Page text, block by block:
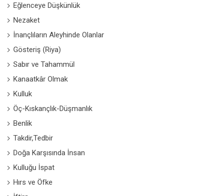
Eğlenceye Düşkünlük
Nezaket
İnançlıların Aleyhinde Olanlar
Gösteriş (Riya)
Sabır ve Tahammül
Kanaatkâr Olmak
Kulluk
Öç-Kıskançlık-Düşmanlık
Benlik
Takdir,Tedbir
Doğa Karşısında İnsan
Kulluğu İspat
Hırs ve Öfke